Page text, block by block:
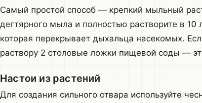
Самый простой способ — крепкий мыльный
дегтярного мыла и полностью растворите в
которая перекрывает дыхальца насекомых.
раствору 2 столовые ложки пищевой соды —
Настои из растений
Для создания сильного отвара используйте